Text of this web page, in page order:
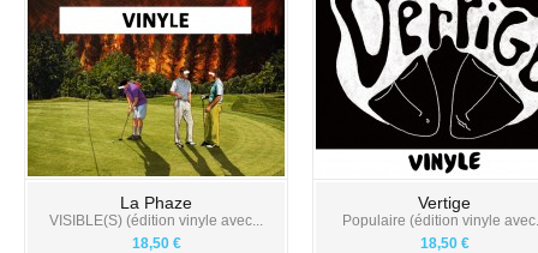
La Phaze
VISIBLE(S) (édition vinyle avec...
18,50 €
Vertige
Populaire (édition vinyle
18,50 €